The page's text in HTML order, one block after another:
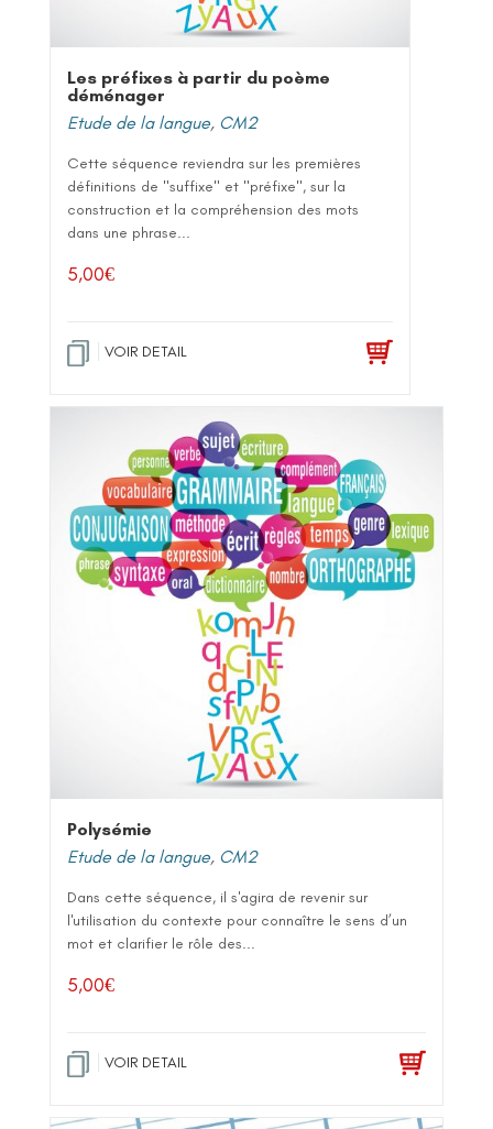
Les préfixes à partir du poème
déménager
Etude de la langue, CM2
Cette séquence reviendra sur les premières
définitions de "suffixe" et "préfixe", sur la
construction et la compréhension des mots
dans une phrase...
5,00€
VOIR DETAIL
Polysémie
Etude de la langue, CM2
Dans cette séquence, il s'agira de revenir sur
l'utilisation du contexte pour connaître le sens d’un
mot et clarifier le rôle des...
5,00€
VOIR DETAIL